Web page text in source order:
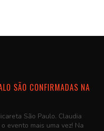
SÃO CONFIRMADAS NA
São Paulo. Claudia
evento mais uma vez! Na